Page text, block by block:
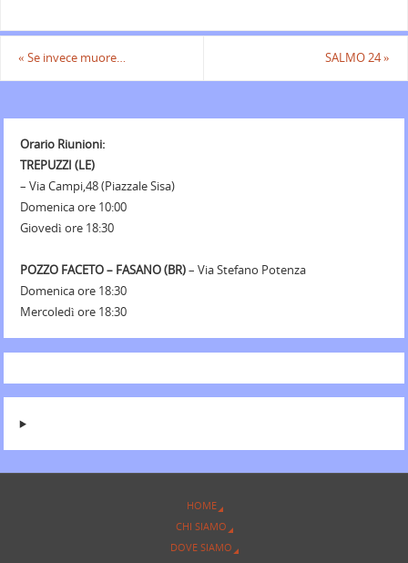
« Se invece muore… SALMO 24»
Orario Riunioni:
TREPUZZI (LE)
– Via Campi,48 (Piazzale Sisa)
Domenica ore 10:00
Giovedì ore 18:30
POZZO FACETO – FASANO (BR)– Via Stefano Potenza
Domenica ore 18:30
Mercoledì ore 18:30
HOME
CHI SIAMO
DOVE SIAMO